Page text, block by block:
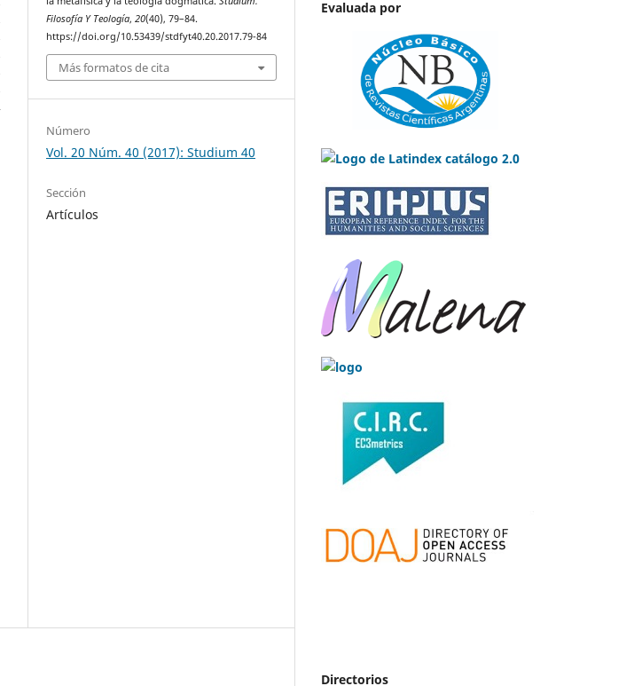
Filosofía Y Teología,20(40), 79–84.
https://doi.org/10.53439/stdfyt40.20.2017.79-84
Más formatos de cita
Número
Vol. 20 Núm. 40 (2017): Studium 40
Sección
Artículos
Evaluada por
Directorios